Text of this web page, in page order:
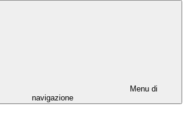
Menu di
navigazione